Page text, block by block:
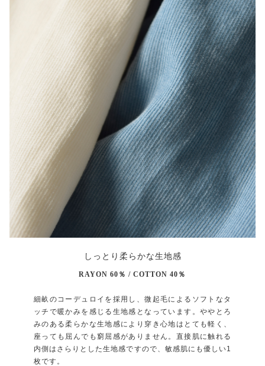
しっとり柔らかな生地感
RAYON 60％ / COTTON 40％
細畝のコーデュロイを採用し、微起毛によるソフトなタ
ッチで暖かみを感じる生地感となっています。ややとろ
みのある柔らかな生地感により穿き心地はとても軽く、
座っても屈んでも窮屈感がありません。直接肌に触れる
内側はさらりとした生地感ですので、敏感肌にも優しい1
枚です。